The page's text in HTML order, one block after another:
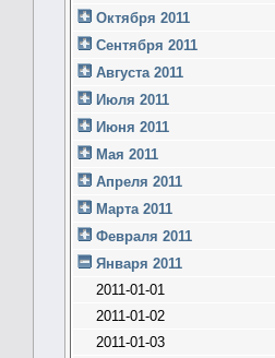
Октября 2011
Сентября 2011
Августа 2011
Июля 2011
Июня 2011
Мая 2011
Апреля 2011
Марта 2011
Февраля 2011
Января 2011
2011-01-01
2011-01-02
2011-01-03